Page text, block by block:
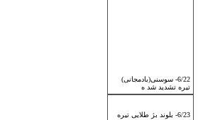
6/22- سوسنی(بادمجانی)
تیره تشدید شد ه
6/23- بلوند بژ طلایی تیره